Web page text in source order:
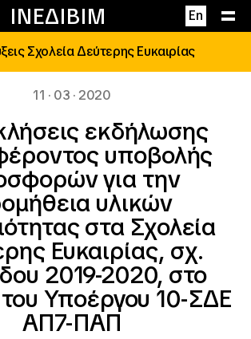
ΙΝΕΔΙΒΙΜ En
Επικοινωνία
Σχολεία Δεύτερης Ευκαιρίας
11 · 03 · 2020
εκδήλωσης
υποβολής
για την
υλικών
στα Σχολεία
Ευκαιρίας, σχ.
2019-2020, στο
του Υποέργου 10-ΣΔΕ
ΑΠ7-ΠΑΠ